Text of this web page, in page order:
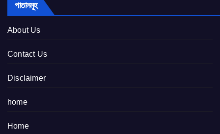
পাতাসমূহ
About Us
Contact Us
Disclaimer
home
Home